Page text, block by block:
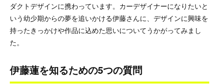
ダクトデザインに携わっています​​。カーデザイナーになりたいと
いう幼少期からの夢を追いかける伊藤さんに、デザインに興味を
持ったきっかけや作品に込めた思いについてうかがってみまし
た。
伊藤蓮を知るための5つの質問